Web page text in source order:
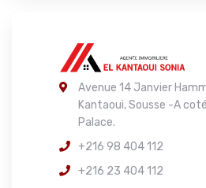
Avenue 14 Janvier
Kantaoui, Sousse -A
Palace.
+216 98 404 112
+216 23 404 112